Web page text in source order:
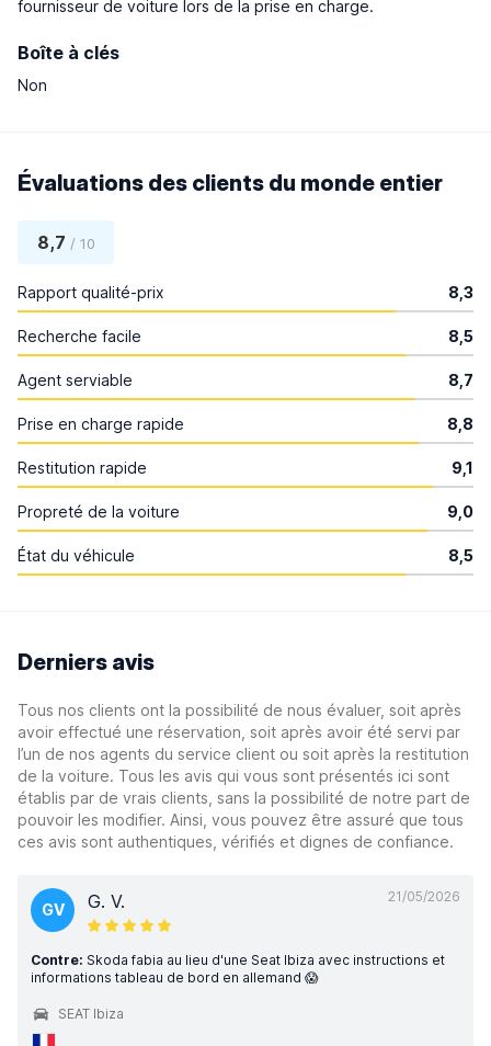
fournisseur de voiture lors de la prise en charge.
Boîte à clés
Non
Évaluations des clients du monde entier
8,7 / 10
Rapport qualité-prix 8,3
Recherche facile 8,5
Agent serviable 8,7
Prise en charge rapide 8,8
Restitution rapide 9,1
Propreté de la voiture 9,0
État du véhicule 8,5
Derniers avis
Tous nos clients ont la possibilité de nous évaluer, soit après
avoir effectué une réservation, soit après avoir été servi par
l’un de nos agents du service client ou soit après la restitution
de la voiture. Tous les avis qui vous sont présentés ici sont
établis par de vrais clients, sans la possibilité de notre part de
pouvoir les modifier. Ainsi, vous pouvez être assuré que tous
ces avis sont authentiques, vérifiés et dignes de confiance.
21/05/2026
GV G. V.
Contre: Skoda fabia au lieu d'une Seat Ibiza avec instructions et
informations tableau de bord en allemand 😱
SEAT Ibiza